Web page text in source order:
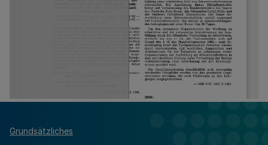
Grundsätzliches